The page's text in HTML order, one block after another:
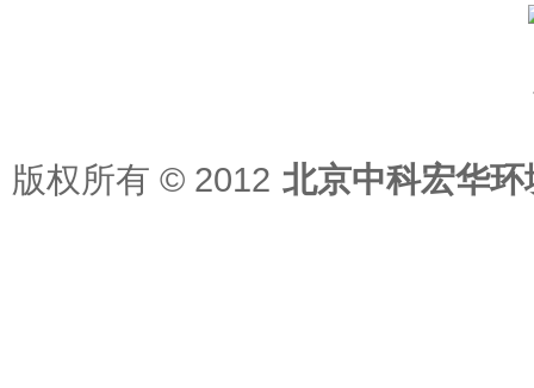
版权所有 © 2012 北京中科宏华